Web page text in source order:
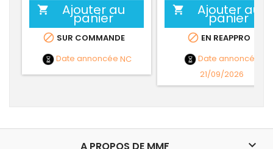
 Ajouter au
panier
 SUR COMMANDE
Date annoncée NC
 Ajouter au
panier
 EN REAPPRO
Date annoncée
21/09/2026
